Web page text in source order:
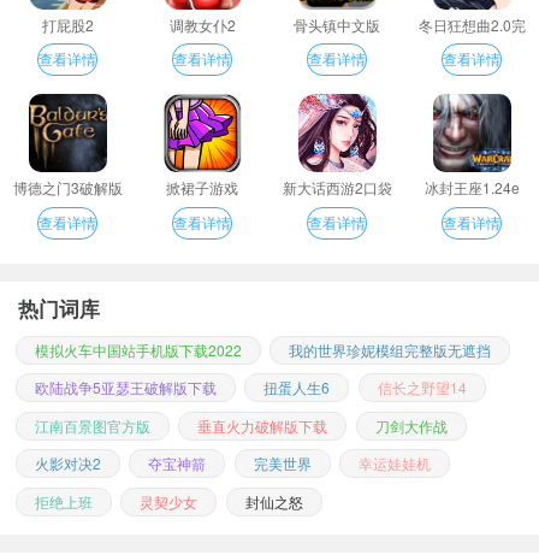
打屁股2
查看详情
调教女仆2
查看详情
骨头镇中文版
查看详情
冬日狂想曲2.0完
整汉化版
查看详情
博德之门3破解版
查看详情
掀裙子游戏
查看详情
新大话西游2口袋
版
查看详情
冰封王座1.24e
查看详情
热门词库
模拟火车中国站手机版下载2022
我的世界珍妮模组完整版无遮挡
欧陆战争5亚瑟王破解版下载
扭蛋人生6
信长之野望14
江南百景图官方版
垂直火力破解版下载
刀剑大作战
火影对决2
夺宝神箭 完美世界
幸运娃娃机
拒绝上班
灵契少女 封仙之怒